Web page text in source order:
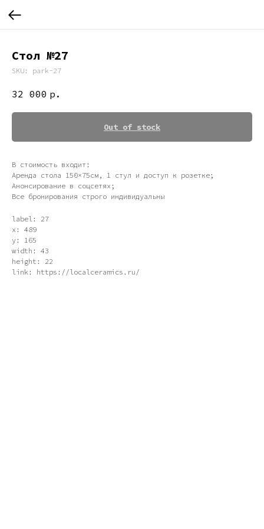
Стол №27
SKU: park-27
32 000 р.
Out of stock
В стоимость входит:
Аренда стола 150×75см, 1 стул и доступ к розетке;
Анонсирование в соцсетях;
Все бронирования строго индивидуальны
label: 27
x: 489
y: 165
width: 43
height: 22
link: https://localceramics.ru/